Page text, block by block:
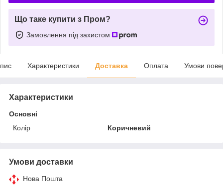
Що таке купити з Пром?
Замовлення під захистом
Характеристики Доставка Оплата Умови
Характеристики
Основні
Колір
Коричневий
Умови доставки
Нова Пошта